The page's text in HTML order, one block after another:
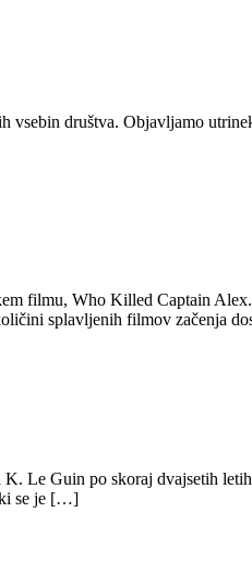
društva. Objavljamo
filmu, Who Killed Captain
splavljenih filmov začenja
Le Guin po skoraj dvajsetih
ki se je […]